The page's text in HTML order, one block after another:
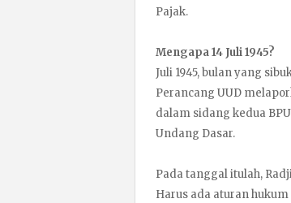
Pajak.
Mengapa 14 Juli 1945?
Juli 1945, bulan yang
Perancang UUD
dalam sidang kedua
Undang Dasar.
Pada tanggal itulah,
Harus ada aturan